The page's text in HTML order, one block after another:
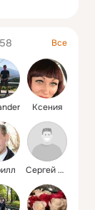
Все
Ксения
Сергей Светлана